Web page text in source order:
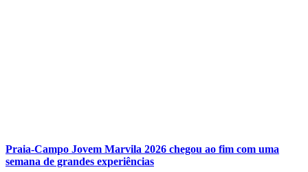
Praia-Campo Jovem Marvila 2026 chegou ao fim com uma
semana de grandes experiências